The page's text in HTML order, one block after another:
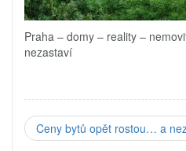
Praha – domy – reality –
nezastaví
Ceny bytů opět rostou… a